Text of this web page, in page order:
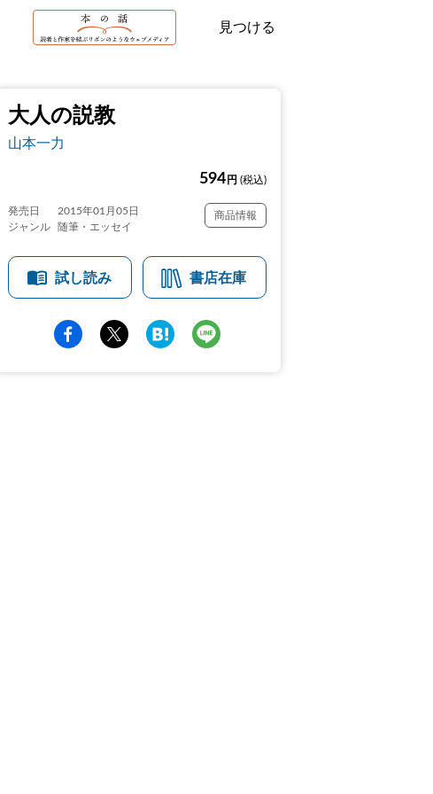
見つける
大人の説教
山本一力
594 円 (税込)
発売日
2015年01月05日
ジャンル
随筆・エッセイ
商品情報
試し読み 書店在庫